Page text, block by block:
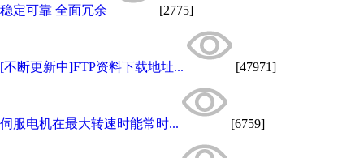
稳定可靠 全面冗余 [2775]
[不断更新中]FTP资料下载地址... [47971]
伺服电机在最大转速时能常时... [6759]